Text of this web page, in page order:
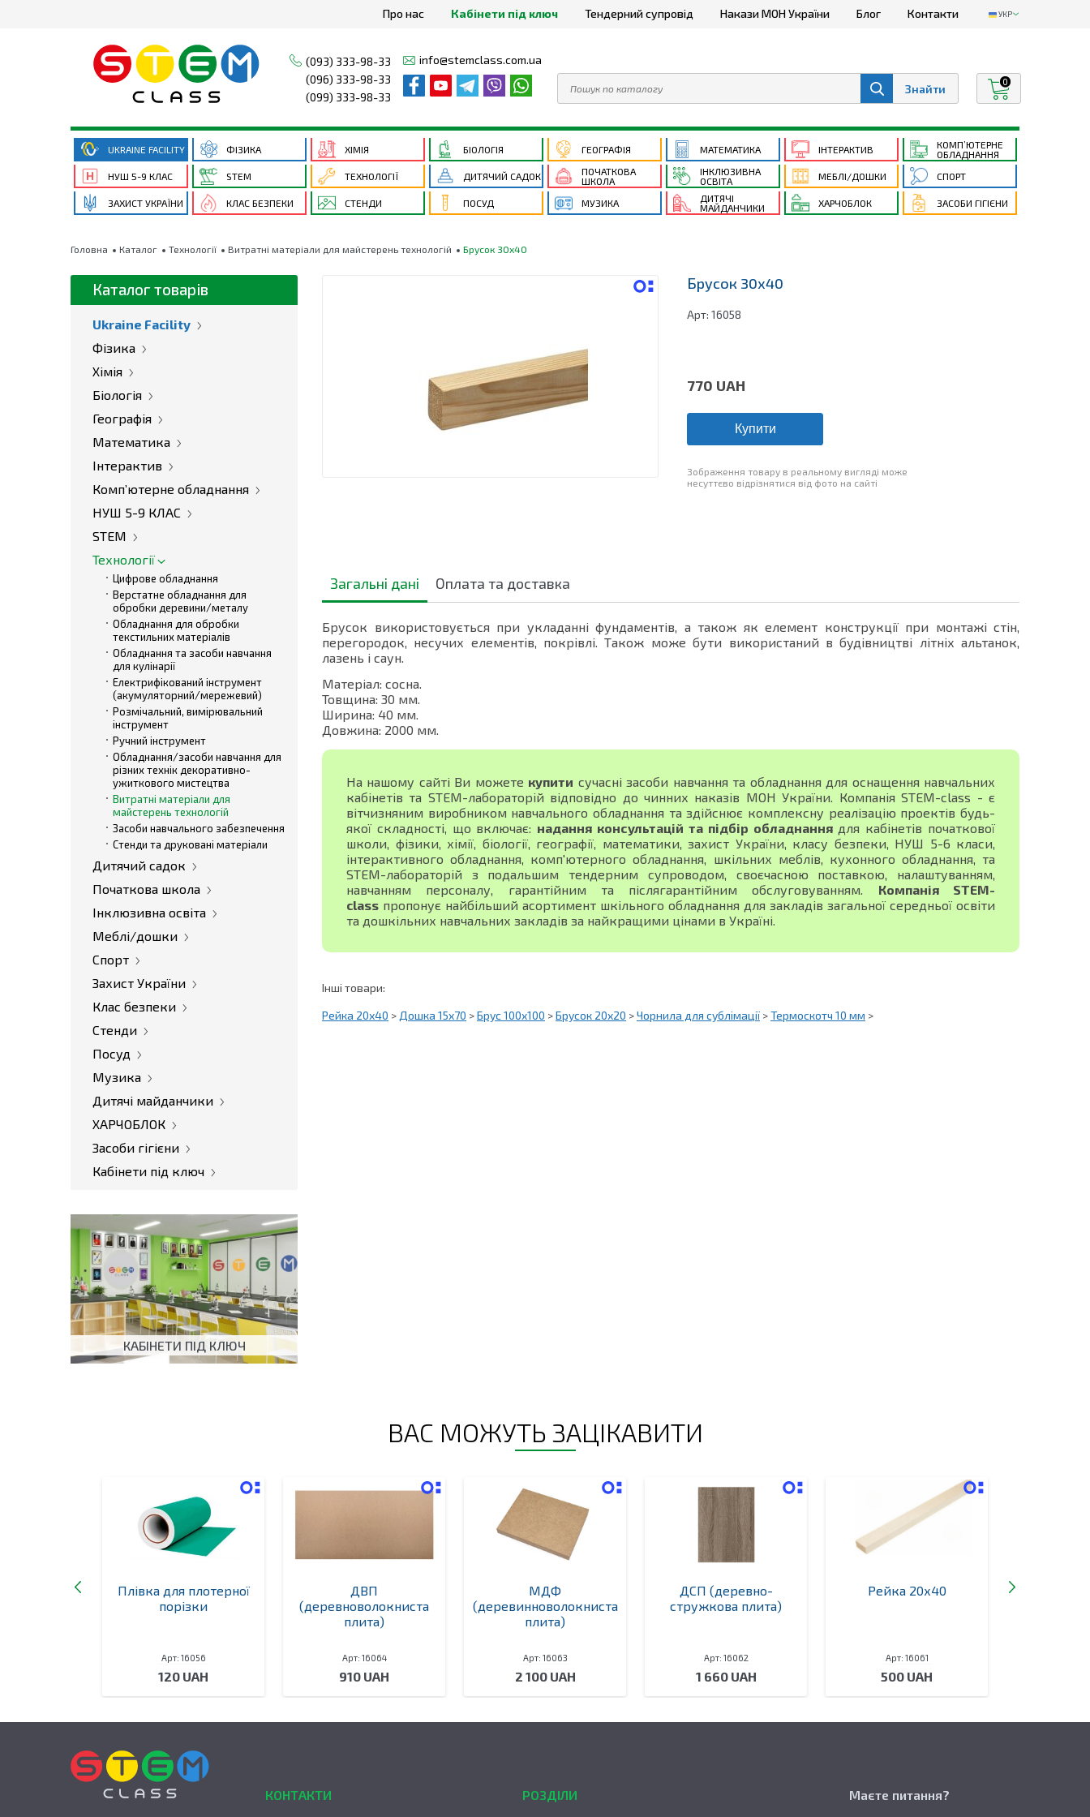
Про нас Кабінети під ключ Тендерний супровід Накази МОН України Блог Контакти УКР
(093) 333-98-33
(096) 333-98-33
(099) 333-98-33
info@stemclass.com.ua
0
UKRAINE FACILITY ФІЗИКА ХІМІЯ БІОЛОГІЯ ГЕОГРАФІЯ МАТЕМАТИКА ІНТЕРАКТИВ
КОМП’ЮТЕРНЕ
ОБЛАДНАННЯ
НУШ 5-9 КЛАС
STEM ТЕХНОЛОГІЇ ДИТЯЧИЙ САДОК
ПОЧАТКОВА
ШКОЛА
ІНКЛЮЗИВНА
ОСВІТА
МЕБЛІ/ДОШКИ СПОРТ
ЗАХИСТ УКРАЇНИ КЛАС БЕЗПЕКИ СТЕНДИ ПОСУД МУЗИКА
ДИТЯЧІ
МАЙДАНЧИКИ
ХАРЧОБЛОК ЗАСОБИ ГІГІЄНИ
Головна Каталог Технології Витратні матеріали для майстерень технологій Брусок 30х40
Каталог товарів
Ukraine Facility
Фізика
Хімія
Біологія
Географія
Математика
Інтерактив
Комп’ютерне обладнання
НУШ 5-9 КЛАС
STEM
Технології
Цифрове обладнання
Верстатне обладнання для
обробки деревини/металу
Обладнання для обробки
текстильних матеріалів
Обладнання та засоби навчання
для кулінарії
Електрифікований інструмент
(акумуляторний/мережевий)
Розмічальний, вимірювальний
інструмент
Ручний інструмент
Обладнання/засоби навчання для
різних технік декоративно-
ужиткового мистецтва
Витратні матеріали для
майстерень технологій
Засоби навчального забезпечення
Стенди та друковані матеріали
Дитячий садок
Початкова школа
Інклюзивна освіта
Меблі/дошки
Спорт
Захист України
Клас безпеки
Стенди
Посуд
Музика
Дитячі майданчики
ХАРЧОБЛОК
Засоби гігієни
Кабінети під ключ
КАБІНЕТИ ПІД КЛЮЧ
Брусок 30х40
Арт: 16058
770 UAH
Купити
Зображення товару в реальному вигляді може
несуттєво відрізнятися від фото на сайті
Загальні дані Оплата та доставка
Брусок використовується при укладанні фундаментів, а також як елемент конструкції при монтажі стін,
перегородок, несучих елементів, покрівлі. Також може бути використаний в будівництві літніх альтанок,
лазень і саун.
Матеріал: сосна.
Товщина: 30 мм.
Ширина: 40 мм.
Довжина: 2000 мм.
На нашому сайті Ви можете купити сучасні засоби навчання та обладнання для оснащення навчальних
кабінетів та STEM-лабораторій відповідно до чинних наказів МОН України. Компанія STEM-class - є
вітчизняним виробником навчального обладнання та здійснює комплексну реалізацію проектів будь-
якої складності, що включає: надання консультацій та підбір обладнаннядля кабінетів початкової
школи, фізики, хімії, біології, географії, математики, захист України, класу безпеки, НУШ 5-6 класи,
інтерактивного обладнання, комп'ютерного обладнання, шкільних меблів, кухонного обладнання, та
STEM-лабораторій з подальшим тендерним супроводом, своєчасною поставкою, налаштуванням,
навчанням персоналу, гарантійним та післягарантійним обслуговуванням. Компанія STEM-
class пропонує найбільший асортимент шкільного обладнання для закладів загальної середньої освіти
та дошкільних навчальних закладів за найкращими цінами в Україні.
Інші товари:
Рейка 20х40 > Дошка 15х70 >Брус 100х100 >Брусок 20х20 >Чорнила для сублімації >Термоскотч 10 мм >
ВАС МОЖУТЬ ЗАЦІКАВИТИ
Плівка для плотерної
порізки
Арт: 16056
120 UAH
ДВП
(деревноволокниста
плита)
Арт: 16064
910 UAH
МДФ
(деревинноволокниста
плита)
Арт: 16063
2 100 UAH
ДСП (деревно-
стружкова плита)
Арт: 16062
1 660 UAH
Рейка 20х40
Арт: 16061
500 UAH
КОНТАКТИ РОЗДІЛИ Маєте питання?